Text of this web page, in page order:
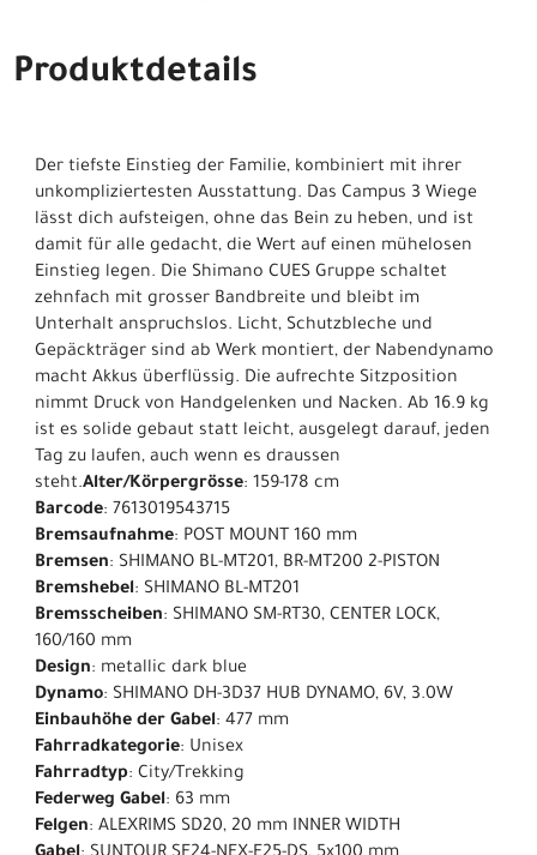
Produktdetails
Der tiefste Einstieg der Familie, kombiniert mit ihrer
unkompliziertesten Ausstattung. Das Campus 3 Wiege
lässt dich aufsteigen, ohne das Bein zu heben, und ist
damit für alle gedacht, die Wert auf einen mühelosen
Einstieg legen. Die Shimano CUES Gruppe schaltet
zehnfach mit grosser Bandbreite und bleibt im
Unterhalt anspruchslos. Licht, Schutzbleche und
Gepäckträger sind ab Werk montiert, der Nabendynamo
macht Akkus überflüssig. Die aufrechte Sitzposition
nimmt Druck von Handgelenken und Nacken. Ab 16.9 kg
ist es solide gebaut statt leicht, ausgelegt darauf, jeden
Tag zu laufen, auch wenn es draussen
steht.Alter/Körpergrösse: 159-178 cm
Barcode: 7613019543715
Bremsaufnahme: POST MOUNT 160 mm
Bremsen: SHIMANO BL-MT201, BR-MT200 2-PISTON
Bremshebel: SHIMANO BL-MT201
Bremsscheiben: SHIMANO SM-RT30, CENTER LOCK,
160/160 mm
Design: metallic dark blue
Dynamo: SHIMANO DH-3D37 HUB DYNAMO, 6V, 3.0W
Einbauhöhe der Gabel: 477 mm
Fahrradkategorie: Unisex
Fahrradtyp: City/Trekking
Federweg Gabel: 63 mm
Felgen: ALEXRIMS SD20, 20 mm INNER WIDTH